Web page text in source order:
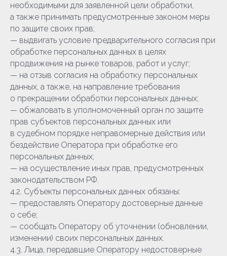
необходимыми для заявленной цели обработки,
а также принимать предусмотренные законом меры
по защите своих прав;
— выдвигать условие предварительного согласия при
обработке персональных данных в целях
продвижения на рынке товаров, работ и услуг;
— на отзыв согласия на обработку персональных
данных, а также, на направление требования
о прекращении обработки персональных данных;
— обжаловать в уполномоченный орган по защите
прав субъектов персональных данных или
в судебном порядке неправомерные действия или
бездействие Оператора при обработке его
персональных данных;
— на осуществление иных прав, предусмотренных
законодательством РФ.
4.2. Субъекты персональных данных обязаны:
— предоставлять Оператору достоверные данные
о себе;
— сообщать Оператору об уточнении (обновлении,
изменении) своих персональных данных.
4.3. Лица, передавшие Оператору недостоверные